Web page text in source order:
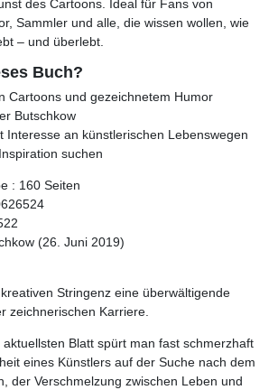
des Cartoons. Ideal für Fans von
Sammler und alle, die wissen wollen, wie
– und überlebt.
Buch?
Cartoons und gezeichnetem Humor
Butschkow
Interesse an künstlerischen Lebenswegen
suchen
: 160 Seiten
(26. Juni 2019)
Stringenz eine überwältigende
zeichnerischen Karriere.
Blatt spürt man fast schmerzhaft
eines Künstlers auf der Suche nach dem
der Verschmelzung zwischen Leben und